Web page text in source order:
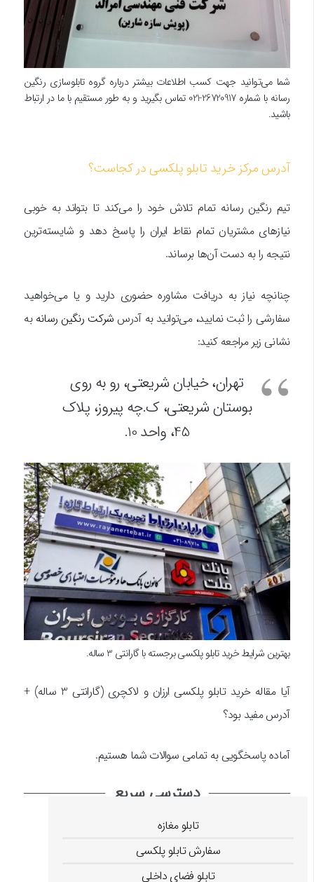
شما می‌توانید جهت کسب اطلاعات بیشتر درباره گروه تابلوسازی رنگین
رسانه با شماره 26720917-021 تماس بگیرید و به طور مستقیم با ما در ارتباط
باشید.
آدرس مرکز خرید تابلو پلکسی در کجاست؟
تیم رنگین رسانه تمام تلاش خود را می‌کند تا بتواند به خوبی
نیازهای مشتریان تمام نقاط ایران را پاسخ دهد و شایسته‌ترین
نتیجه را به دست آن‌ها برساند.
چنانچه نیاز به دریافت مشاوره حضوری دارید و یا می‌خواهید
سفارشی را ثبت نمایید، می‌توانید به آدرس شرکت رنگین رسانه به
نشانی زیر مراجعه کنید:
تهران، خیابان شریعتی، رو به روی
بوستان شریعتی، ک.چه پیروز، پلاک
45، واحد 10.
بهترین شرایط خرید تابلو پلکسی برجسته با گارانتی 3 ساله.
آیا مقاله خرید تابلو پلکسی ارزان و لاکچری (گارانتی 3 ساله) +
آدرس مفید بود؟
آماده پاسخگویی به تمامی سوالات شما هستیم.
دسترسی سریع
تابلو مغازه
سفارش تابلو پلکسی
تابلو فضای داخلی